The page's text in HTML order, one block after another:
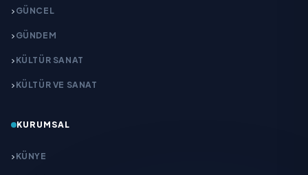
GÜNCEL
GÜNDEM
KÜLTÜR SANAT
KÜLTÜR VE SANAT
KURUMSAL
KÜNYE